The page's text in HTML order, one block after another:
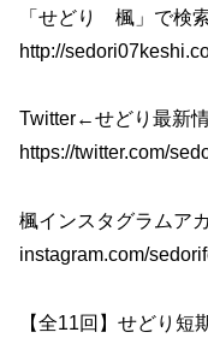
「せどり 楓」で検索
http://
Twitter←せどり最新
https://twitter.com/
楓インスタグラムア
instagram.com/
【全11回】せどり